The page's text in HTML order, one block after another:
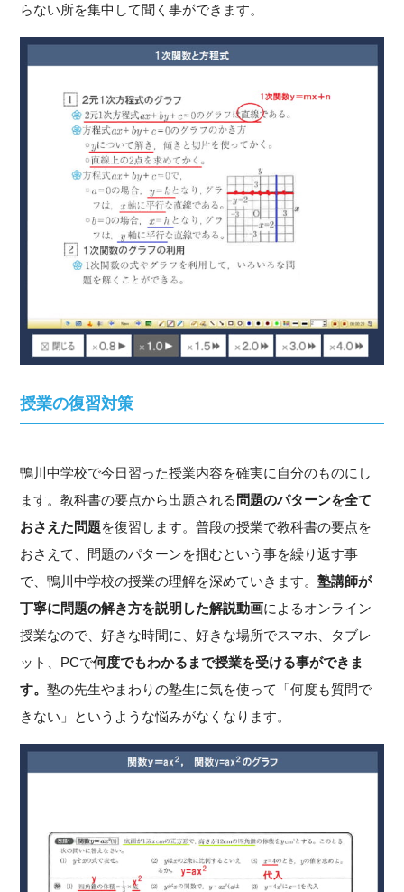
らない所を集中して聞く事ができます。
授業の復習対策
鴨川中学校で今日習った授業内容を確実に自分のものにし
ます。教科書の要点から出題される 問題のパターンを全て
おさえた問題を復習します。普段の授業で教科書の要点を
おさえて、問題のパターンを掴むという事を繰り返す事
で、鴨川中学校の授業の理解を深めていきます。塾講師が
丁寧に問題の解き方を説明した解説動画によるオンライン
授業なので、好きな時間に、好きな場所でスマホ、タブレ
ット、PCで何度でもわかるまで授業を受ける事ができま
す。塾の先生やまわりの塾生に気を使って「何度も質問で
きない」というような悩みがなくなります。